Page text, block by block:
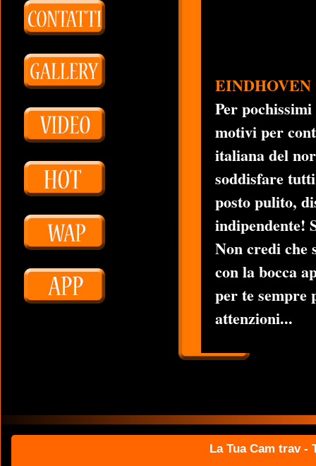
EINDHOVEN
Per
motivi per
italiana del
soddisfare
posto pulito,
indipendente!
Non credi che
con la bocca
per te sempre
attenzioni...
La Tua Cam trav -